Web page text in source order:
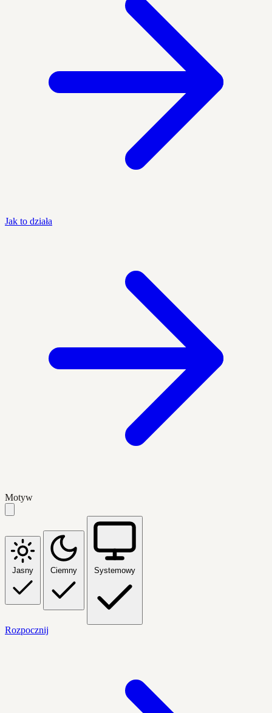
Jak to działa
Motyw
Jasny Ciemny Systemowy
Rozpocznij